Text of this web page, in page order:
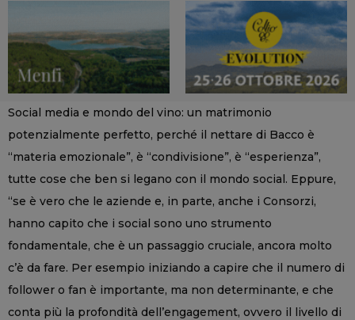
Social media e mondo del vino: un matrimonio
potenzialmente perfetto, perché il nettare di Bacco è
“materia emozionale”, è “condivisione”, è “esperienza”,
tutte cose che ben si legano con il mondo social. Eppure,
“se è vero che le aziende e, in parte, anche i Consorzi,
hanno capito che i social sono uno strumento
fondamentale, che è un passaggio cruciale, ancora molto
c’è da fare. Per esempio iniziando a capire che il numero di
follower o fan è importante, ma non determinante, e che
conta più la profondità dell’engagement, ovvero il livello di